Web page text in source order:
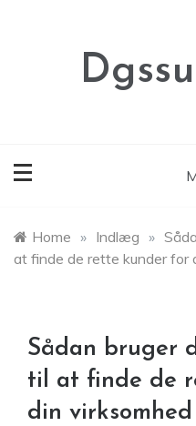
Home » Indlæg »
at finde de rette kunder for
Sådan bruger
til at finde de
din virksomhed